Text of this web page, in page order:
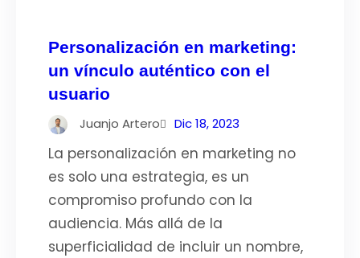
Personalización en marketing:
un vínculo auténtico con el
usuario
Juanjo Artero Dic 18, 2023
La personalización en marketing no
es solo una estrategia, es un
compromiso profundo con la
audiencia. Más allá de la
superficialidad de incluir un nombre,